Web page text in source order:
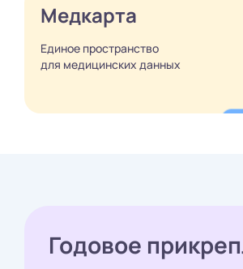
Медкарта
Единое пространство
для медицинских данных
Годовое